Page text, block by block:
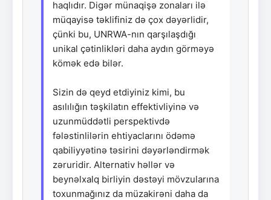
haqlıdır. Digər münaqişə zonaları ilə
müqayisə təklifiniz də çox dəyərlidir,
çünki bu, UNRWA-nın qarşılaşdığı
unikal çətinlikləri daha aydın görməyə
kömək edə bilər.
Sizin də qeyd etdiyiniz kimi, bu
asılılığın təşkilatın effektivliyinə və
uzunmüddətli perspektivdə
fələstinlilərin ehtiyaclarını ödəmə
qabiliyyətinə təsirini dəyərləndirmək
zəruridir. Alternativ həllər və
beynəlxalq birliyin dəstəyi mövzularına
toxunmağınız da müzakirəni daha da